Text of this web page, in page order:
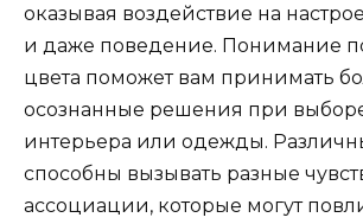
оказывая воздействие на
и даже поведение. Понимание
цвета поможет вам принимать
осознанные решения при
интерьера или одежды.
способны вызывать разные
ассоциации, которые могут